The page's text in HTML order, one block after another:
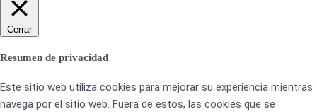
Cerrar
Resumen de privacidad
Este sitio web utiliza cookies para mejorar su experiencia mientras
navega por el sitio web. Fuera de estos, las cookies que se